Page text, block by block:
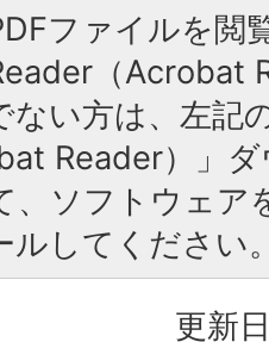
ファイルを閲
（Acrobat
ない方は、左記
Reader）」
、ソフトウェア
ルしてください
更新